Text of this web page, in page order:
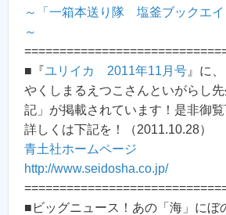
～「一箱本送り隊 塩釜ブックエイ
～
■『ユリイカ 2011年11月号 』に
やくしまるえつこさんといがらし
記」が掲載されています！是非御覧
詳しくは下記を！（2011.10.28）
青土社ホームページ
http://www.seidosha.co.jp/
■ビッグニュース！あの「海」にぼ